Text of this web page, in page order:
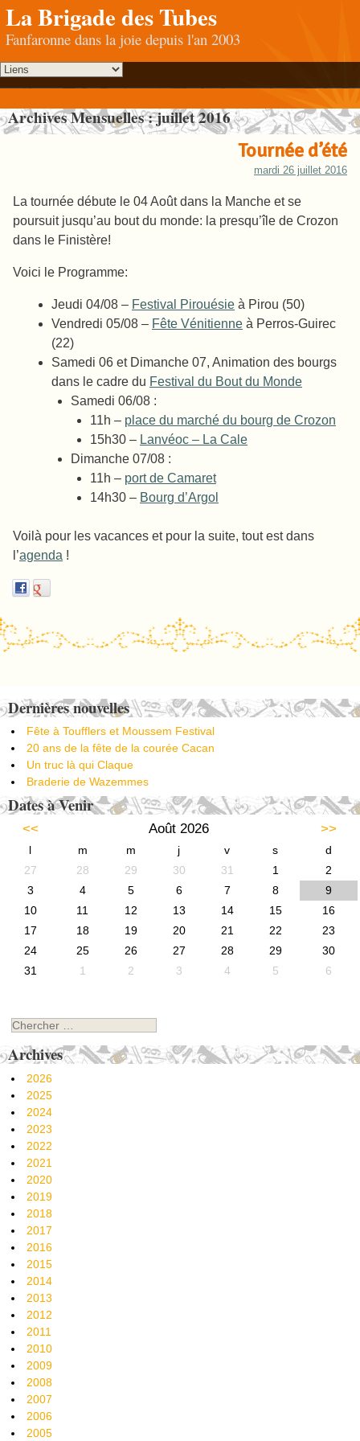
La Brigade des Tubes
Fanfaronne dans la joie depuis l'an 2003
Archives Mensuelles :juillet 2016
Tournée d’été
mardi 26 juillet 2016
La tournée débute le 04 Août dans la Manche et se
poursuit jusqu’au bout du monde: la presqu’île de Crozon
dans le Finistère!
Voici le Programme:
Jeudi 04/08 – Festival Pirouésie à Pirou (50)
Vendredi 05/08 – Fête Vénitienne à Perros-Guirec
(22)
Samedi 06 et Dimanche 07, Animation des bourgs
dans le cadre du Festival du Bout du Monde
Samedi 06/08 :
11h – place du marché du bourg de Crozon
15h30 – Lanvéoc – La Cale
Dimanche 07/08 :
11h – port de Camaret
14h30 – Bourg d’Argol
Voilà pour les vacances et pour la suite, tout est dans
l’agenda !
Post navigation
Dernières nouvelles
Fête à Toufflers et Moussem Festival
20 ans de la fête de la courée Cacan
Un truc là qui Claque
Braderie de Wazemmes
Dates à Venir
<< Août 2026 >>
l m m j v s
d
27
28 29 30 31 1
2
3
4 5 6 7 8
9
10
11 12 13 14 15
16
17
18 19 20 21 22
23
24
25 26 27 28 29
30
31
1 2 3 4 5 6
Chercher
Archives
2026
2025
2024
2023
2022
2021
2020
2019
2018
2017
2016
2015
2014
2013
2012
2011
2010
2009
2008
2007
2006
2005